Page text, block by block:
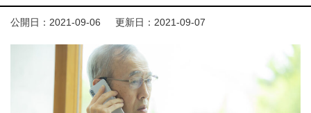
仏具なし・火葬のみ
132,000円
式を省き、火葬のみ
公開日：2021-09-06 更新日：2021-09-07